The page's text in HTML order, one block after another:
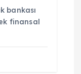
bankası
finansal